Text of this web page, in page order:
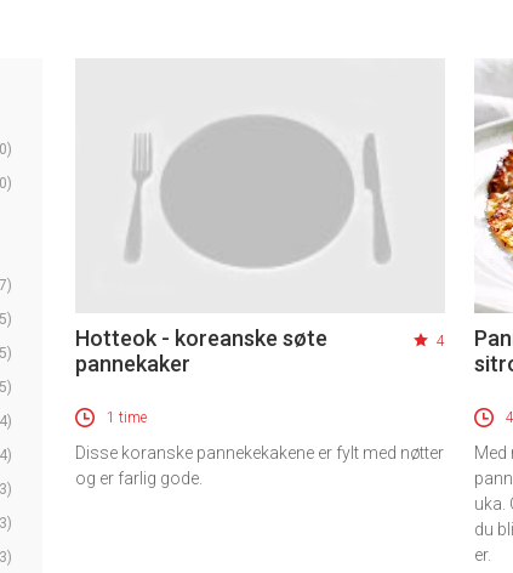
Hotteok - koreanske søte
pannekaker
4
1 time
Disse koranske pannekekakene er fylt med nøtter
og er farlig gode.
Med
uka.
du
er.